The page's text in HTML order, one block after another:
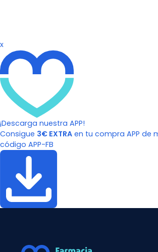
x
¡Descarga nuestra APP!
Consigue 3€ EXTRA en tu compra APP de
código APP-FB